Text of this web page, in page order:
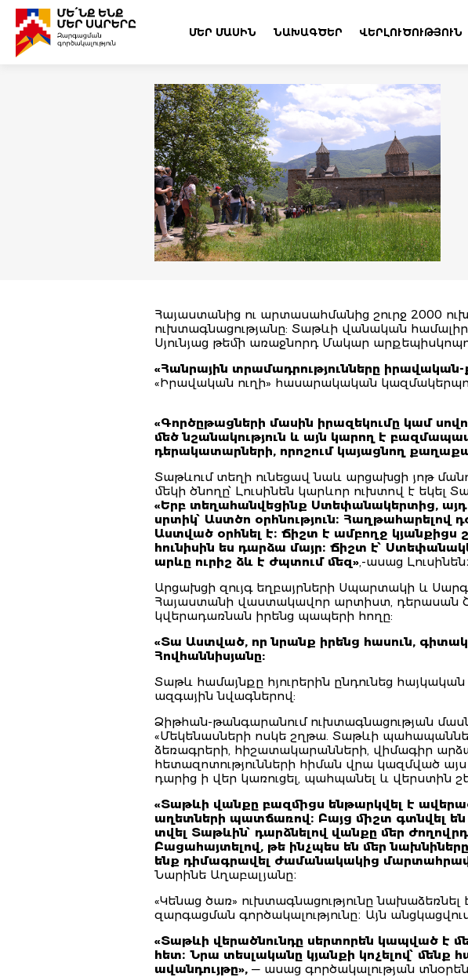
ՄԵՐ ՄԱՍԻՆ ՆԱԽԱԳԾԵՐ ՎԵՐԼՈՒԾՈՒԹՅՈՒՆ
Հայաստանից ու արտասահմանից շուրջ 2000
ուխտագնացությանը: Տաթևի վանական
Սյունյաց թեմի առաջնորդ Մակար
«Հանրային տրամադրությունները
«Իրավական ուղի» հասարակական
«Գործըթացների մասին իրազեկումը կամ
մեծ նշանակություն և այն կարող է
դերակատարների, որոշում կայացնող
Տաթևում տեղի ունեցավ նաև արցախցի յոթ
մեկի ծնողը՝ Լուսինեն կարևոր ուխտով է եկել
«Երբ տեղահանվեցինք Ստեփանակերտից,
սրտիկ՝ Աստծո օրհնություն։ Հաղթահարելով
Աստված օրհնել է։ Ճիշտ է ամբողջ կյանքիցս
հունիսին ես դարձա մայր։ Ճիշտ է՝
արևը ուրիշ ձև է ժպտում մեզ»,-ասաց Լուսինեն։
Արցախցի զույգ եղբայրների Սպարտակի և
Հայաստանի վաստակավոր արտիստ, դերասան
կվերադառնան իրենց պապերի հողը:
«Տա Աստված, որ նրանք իրենց հասուն,
Հովհաննիսյանը:
Տաթև համայնքը հյուրերին ընդունեց
ազգային նվագներով:
Ձիթհան-թանգարանում ուխտագնացության
«Մեկենասների ոսկե շղթա. Տաթևի
ձեռագրերի, հիշատակարանների, վիմագիր
հետազոտությունների հիման վրա կազմված
դարից ի վեր կառուցել, պահպանել և վերստին
«Տաթևի վանքը բազմիցս ենթարկվել է
աղետների պատճառով։ Բայց միշտ գտնվել են
տվել Տաթևին՝ դարձնելով վանքը մեր
Բացահայտելով, թե ինչպես են մեր
ենք դիմագրավել ժամանակակից
Նարինե Աղաբալյանը։
«Կենաց ծառ» ուխտագնացությունը
զարգացման գործակալությունը։ Այն
«Տաթևի վերածնունդը սերտորեն կապված է
հետ։ Նրա տեսլականը կյանքի կոչելով՝
ավանդույթը», — ասաց գործակալության